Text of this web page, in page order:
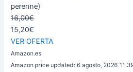
perenne)
16,00€
15,20€
VER OFERTA
Amazon.es
Amazon price updated:6 agosto, 2026